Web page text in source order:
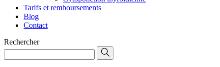
Tarifs et remboursements
Blog
Contact
Rechercher